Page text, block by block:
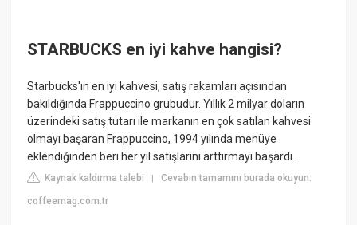
STARBUCKS en iyi kahve hangisi?
Starbucks'ın en iyi kahvesi, satış rakamları açısından
bakıldığında Frappuccino grubudur. Yıllık 2 milyar doların
üzerindeki satış tutarı ile markanın en çok satılan kahvesi
olmayı başaran Frappuccino, 1994 yılında menüye
eklendiğinden beri her yıl satışlarını arttırmayı başardı.
Kaynak kaldırma talebi |Cevabın tamamını burada okuyun:
coffeemag.com.tr